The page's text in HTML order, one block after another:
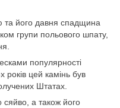
та його давня спадщина
групи польового шпату,
популярності
років цей камінь був
Штатах.
сяйво, а також його